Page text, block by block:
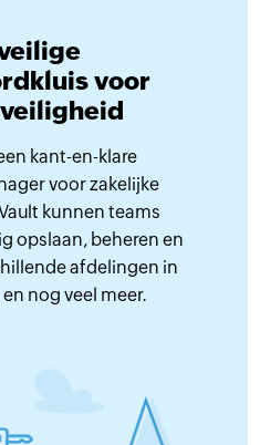
voor
kant-en-klare
voor zakelijke
kunnen teams
opslaan, beheren en
afdelingen in
nog veel meer.